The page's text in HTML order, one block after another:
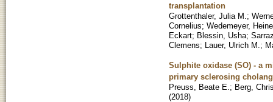
transplantation
Grottenthaler, Julia M. ;
Cornelius; Wedemeyer,
Eckart; Blessin, Usha;
Clemens; Lauer, Ulrich M. ;
Sulphite oxidase (SO) - a
primary sclerosing
Preuss, Beate E. ; Berg,
(2018)